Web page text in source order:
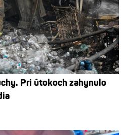
Pri útokoch zahynulo